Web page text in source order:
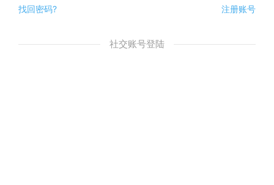
找回密码? 注册账号
社交账号登陆